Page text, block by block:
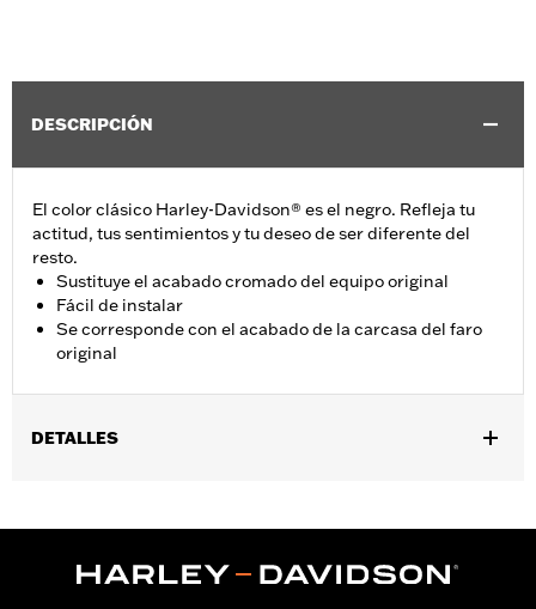
DESCRIPCIÓN
El color clásico Harley-Davidson® es el negro. Refleja tu
actitud, tus sentimientos y tu deseo de ser diferente del
resto.
Sustituye el acabado cromado del equipo original
Fácil de instalar
Se corresponde con el acabado de la carcasa del faro
original
DETALLES
FLHXSTSE) y FLHTCUTG.